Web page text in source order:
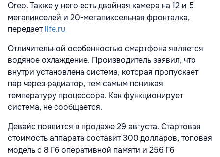
Oreo. Также у него есть двойная камера на 12 и 5
мегапикселей и 20-мегапиксельная фронталка,
передаетlife.ru
Отличительной особенностью смартфона является
водяное охлаждение. Производитель заявил, что
внутри установлена система, которая пропускает
пар через радиатор, тем самым понижая
температуру процессора. Как функционирует
система, не сообщается.
Девайс появится в продаже 29 августа. Стартовая
стоимость аппарата составит 300 долларов, топовая
модель с 8 Гб оперативной памяти и 256 Гб